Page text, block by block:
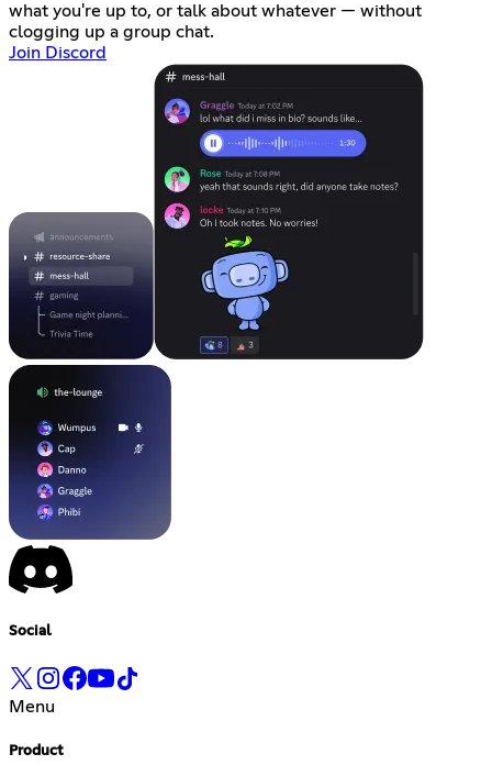
what you're up to, or talk about whatever — without
clogging up a group chat.
Join Discord
Social
Menu
Product